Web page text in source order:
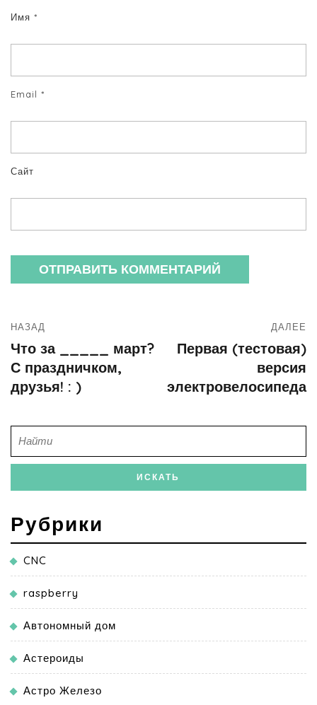
Имя *
Email *
Сайт
НАЗАД
Что за _____ март?
С праздничком,
друзья! : )
ДАЛЕЕ
Первая (тестовая)
версия
электровелосипеда
Рубрики
CNC
raspberry
Автономный дом
Астероиды
Астро Железо